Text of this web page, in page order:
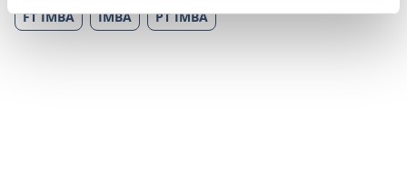
FT IMBA IMBA PT IMBA